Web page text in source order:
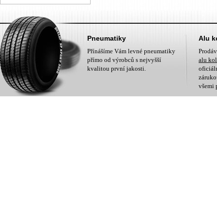
Pneumatiky
Přínášíme Vám levné pneumatiky
přímo od výrobců s nejvyšší
kvalitou první jakosti.
Alu
alu
všemi